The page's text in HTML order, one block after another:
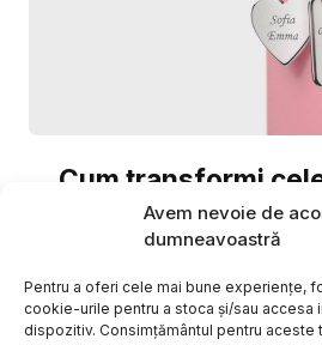
Avem nevoie de
dumneavoastră
Pentru a oferi cele mai bune experiențe,
cookie-urile pentru a stoca și/sau accesa
dispozitiv. Consimțământul pentru aceste
Cum transformi
frumoase amintiri
o bijuterie Pandora
porți zi de zi
Vara este, pentru mulți dintre